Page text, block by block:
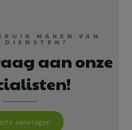
MAKEN VAN
DIENSTEN?
aan onze
aanvragen